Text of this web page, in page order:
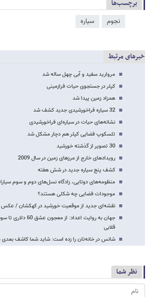
برچسب‌ها
نجوم سیاره
خبرهای مرتبط
مروارید سفید و آبی چهل ساله شد
کپلر در جستجوی حیات فرازمینی
همزاد زمین پیدا شد
32 سیاره فراخورشیدی جدید کشف شد
نشانه‌های حیات در سیاره‌ای فراخورشیدی
تلسکوپ فضایی کپلر هم دچار مشکل شد
30 تصویر از گذشته خورشید
رویدادهای خارج از مرزهای زمین در سال 2009
کشف پنج سیاره جدید در شش هفته
منظومه‌های دوتایی، زادگاه نسل‌های دوم و سوم
موجودات فضایی چه شکلی هستند؟
نقشه‌ای جدید از موقعیت خورشید در کهکشان / عکس
قلابی
شانس در خانه‌تان را زده است: شاید شما کاشف بعدی
نظر شما